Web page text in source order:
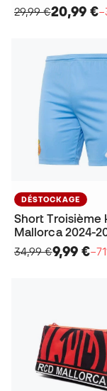
29,99 €20,99 €
DÉSTOCKAGE
Short Troisième
Mallorca 2024-
34,99 €9,99 €